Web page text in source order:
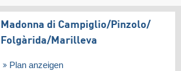
Madonna di Campiglio/​Pinzolo/​
Folgàrida/​Marilleva
Plan anzeigen